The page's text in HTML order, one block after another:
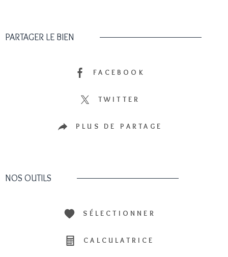
PARTAGER LE BIEN
FACEBOOK
TWITTER
PLUS DE PARTAGE
NOS OUTILS
SÉLECTIONNER
CALCULATRICE